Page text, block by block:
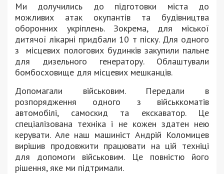
Ми долучились до підготовки міста до
можливих атак окупантів та будівництва
оборонних укріплень. Зокрема, для міської
дитячої лікарні придбали 10 т піску. Для одного
з місцевих пологових будинків закупили пальне
для дизельного генератору. Облаштували
бомбосховище для місцевих мешканців.
Допомагали військовим. Передали в
розпорядження одного з військкоматів
автомобілі, самоскид та екскаватор. Це
спеціалізована техніка і не кожен здатен нею
керувати. Але наш машиніст Андрій Коломицев
вирішив продовжити працювати на цій техніці
для допомоги військовим. Це повністю його
рішення, яке ми підтримали.